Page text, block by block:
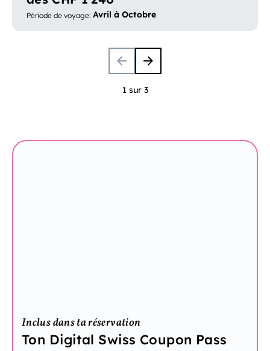
Période de voyage: Avril à Octobre
1 sur 3
Inclus dans ta réservation
Ton Digital Swiss Coupon Pass